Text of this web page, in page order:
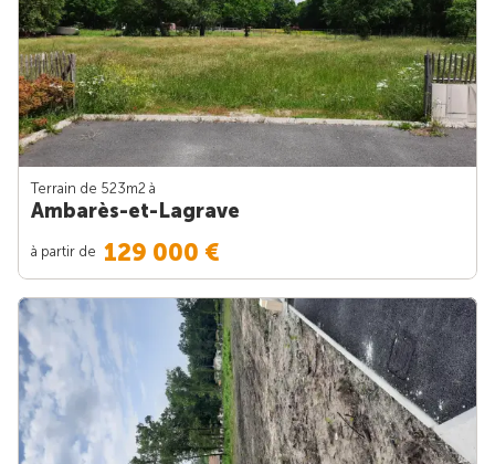
Terrain de 523m2 à
Ambarès-et-Lagrave
à partir de 129 000 €